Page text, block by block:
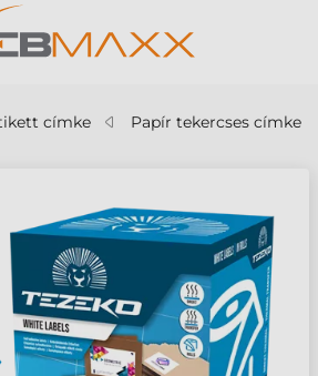
címke Papír tekercses címke